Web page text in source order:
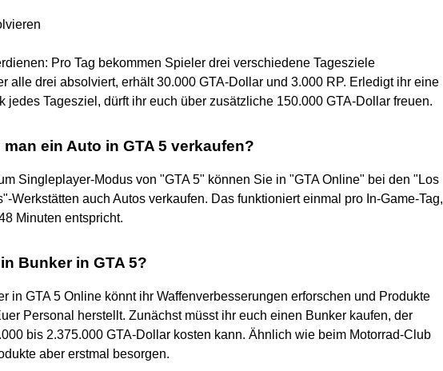
Pro Tag bekommen Spieler drei verschiedene Tagesziele
alle drei absolviert, erhält 30.000 GTA-Dollar und 3.000 RP. Erledigt ihr eine
jedes Tagesziel, dürft ihr euch über zusätzliche 150.000 GTA-Dollar freuen.
ein Auto in GTA 5 verkaufen?
Singleplayer-Modus von "GTA 5" können Sie in "GTA Online" bei den "Los
Werkstätten auch Autos verkaufen. Das funktioniert einmal pro In-Game-Tag,
Minuten entspricht.
Bunker in GTA 5?
in GTA 5 Online könnt ihr Waffenverbesserungen erforschen und Produkte
Personal herstellt. Zunächst müsst ihr euch einen Bunker kaufen, der
bis 2.375.000 GTA-Dollar kosten kann. Ähnlich wie beim Motorrad-Club
aber erstmal besorgen.